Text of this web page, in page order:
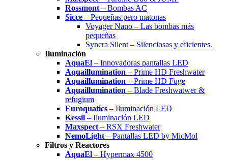
Rossmont – Bombas AC
Sicce – Pequeñas pero matonas
Voyager Nano – Las bombas más
pequeñas
Syncra Silent – Silenciosas y eficientes.
Iluminación
AquaEl – Innovadoras pantallas LED
Aquaillumination – Prime HD Freshwater
Aquaillumination – Prime HD Fuge
Aquaillumination – Blade Freshwatwer &
refugium
Euroquatics – Iluminación LED
Kessil – Iluminación LED
Maxspect – RSX Freshwater
NemoLight – Pantallas LED by MicMol
Filtros y Reactores
AquaEl – Hypermax 4500